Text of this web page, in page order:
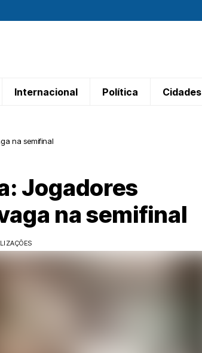
Internacional Política Cidades
na semifinal
Jogadores
na semifinal